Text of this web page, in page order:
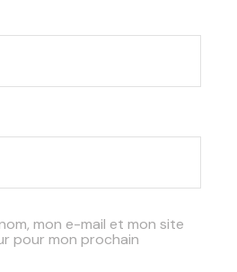
mon e-mail et mon site
pour mon prochain